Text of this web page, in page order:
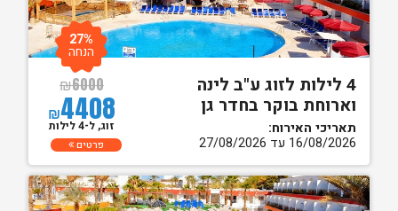
4 לילות לזוג ע"ב לינה
וארוחת בוקר בחדר גן
תאריכי האירוח:
16/08/2026 עד 27/08/2026
₪6000
₪4408
27%
הנחה
זוג, ל-4 לילות
פרטים